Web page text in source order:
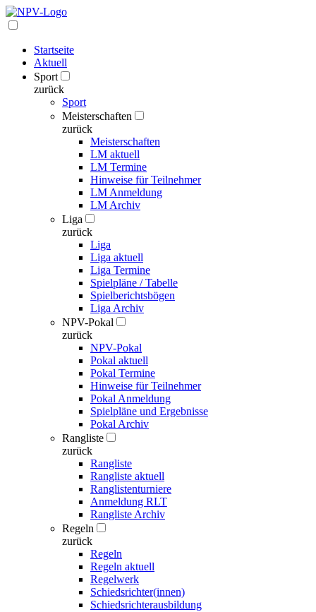
Startseite
Aktuell
Sport
zurück
Sport
Meisterschaften
zurück
Meisterschaften
LM aktuell
LM Termine
Hinweise für Teilnehmer
LM Anmeldung
LM Archiv
Liga
zurück
Liga
Liga aktuell
Liga Termine
Spielpläne / Tabelle
Spielberichtsbögen
Liga Archiv
NPV-Pokal
zurück
NPV-Pokal
Pokal aktuell
Pokal Termine
Hinweise für Teilnehmer
Pokal Anmeldung
Spielpläne und Ergebnisse
Pokal Archiv
Rangliste
zurück
Rangliste
Rangliste aktuell
Ranglistenturniere
Anmeldung RLT
Rangliste Archiv
Regeln
zurück
Regeln
Regeln aktuell
Regelwerk
Schiedsrichter(innen)
Schiedsrichterausbildung